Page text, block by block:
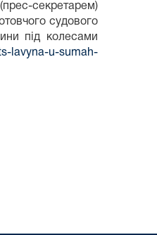
секретарем)
судового
під колесами
lavyna-u-sumah-